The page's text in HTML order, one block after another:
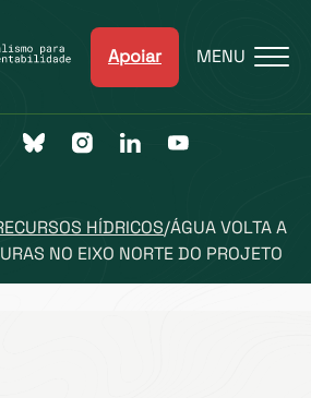
Apoiar MENU
HÍDRICOS/ÁGUA VOLTA A
NO EIXO NORTE DO PROJETO